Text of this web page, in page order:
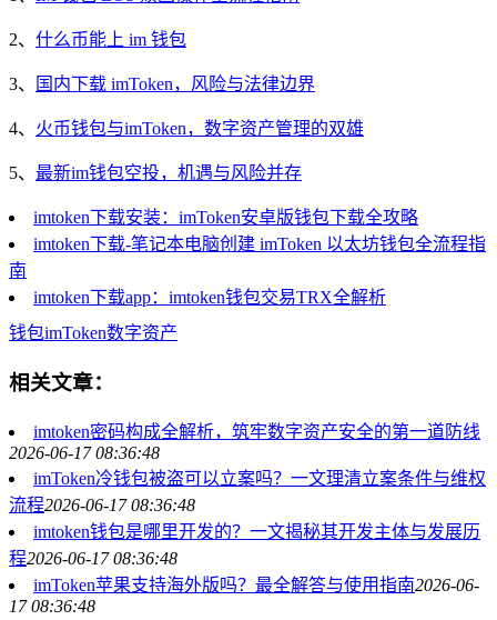
2、 什么币能上 im 钱包
3、 国内下载 imToken，风险与法律边界
4、 火币钱包与imToken，数字资产管理的双雄
5、 最新im钱包空投，机遇与风险并存
imtoken下载安装：imToken安卓版钱包下载全攻略
imtoken下载-笔记本电脑创建 imToken 以太坊钱包全流程指
南
imtoken下载app：imtoken钱包交易TRX全解析
钱包imToken数字资产
相关文章：
imtoken密码构成全解析，筑牢数字资产安全的第一道防线
2026-06-17 08:36:48
imToken冷钱包被盗可以立案吗？一文理清立案条件与维权
流程2026-06-17 08:36:48
imtoken钱包是哪里开发的？一文揭秘其开发主体与发展历
程2026-06-17 08:36:48
imToken苹果支持海外版吗？最全解答与使用指南2026-06-
17 08:36:48